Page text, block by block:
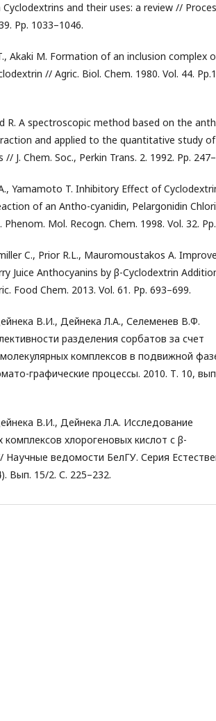
Cyclodextrins and their uses: a review //
Pp. 1033–1046.
Akaki M. Formation of an inclusion complex
// Agric. Biol. Chem. 1980. Vol. 44.
R. A spectroscopic method based on the
and applied to the quantitative study of
J. Chem. Soc., Perkin Trans. 2. 1992. Pp.
Yamamoto T. Inhibitory Effect of
of an Antho-cyanidin, Pelargonidin
Phenom. Mol. Recogn. Chem. 1998. Vol. 32.
C., Prior R.L., Mauromoustakos A.
Juice Anthocyanins by β-Cyclodextrin
Food Chem. 2013. Vol. 61. Pp. 693–699.
В.И., Дейнека Л.А., Селеменев В.Ф.
разделения сорбатов за счет
комплексов в подвижной
графические процессы. 2010. Т. 10,
В.И., Дейнека Л.А. Исследование
комплексов хлорогеновых кислот с β-
Научные ведомости БелГУ. Серия
Вып. 15/2. С. 225–232.